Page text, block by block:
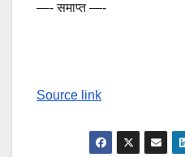
—- समाप्त —-
Source link